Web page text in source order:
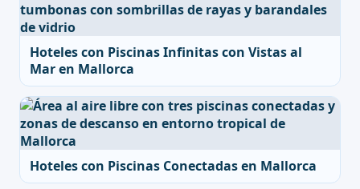
Hoteles con Piscinas Infinitas con Vistas al
Mar en Mallorca
Hoteles con Piscinas Conectadas en Mallorca